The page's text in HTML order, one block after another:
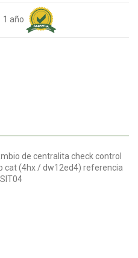
1 año
de centralita check control
cat (4hx / dw12ed4) referencia